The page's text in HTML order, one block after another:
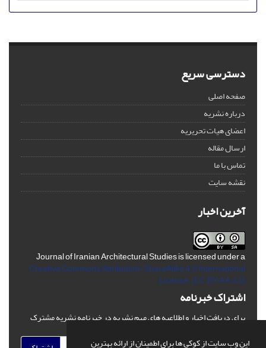
این وب سایت از کوکی ها برای اطمینان از ارائه بهترین
دسترسی سریع
صفحه اصلی
درباره نشریه
اعضای هیات تحریریه
ارسال مقاله
تماس با ما
نقشه سایت
آخرین اخبار
Journal of Iranian Architectural Studies is licensed under a
Creative Commons Attribution-ShareAlike 4.0 International
License. (CC BY-AA 4.0)
اشتراک خبرنامه
برای دریافت اخبار و اطلاعیه های مهم نشریه در خبرنامه نشریه مشترک